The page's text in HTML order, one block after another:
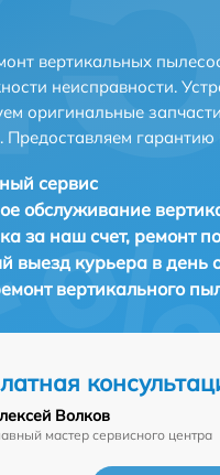
вертикальных
неисправности.
оригинальные
Предоставляем
сервис
обслуживание
за наш счет, ремонт
выезд курьера в день
вертикального
Волков
мастер сервисного центра